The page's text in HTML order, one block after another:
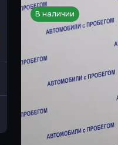
В наличии